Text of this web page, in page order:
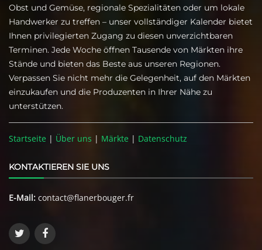
Obst und Gemüse, regionale Spezialitäten oder um lokale
Handwerker zu treffen – unser vollständiger Kalender bietet
Ihnen privilegierten Zugang zu diesen unverzichtbaren
Terminen. Jede Woche öffnen Tausende von Märkten ihre
Stände und bieten das Beste aus unseren Regionen.
Verpassen Sie nicht mehr die Gelegenheit, auf den Märkten
einzukaufen und die Produzenten in Ihrer Nähe zu
unterstützen.
Startseite | Über uns | Märkte | Datenschutz
KONTAKTIEREN SIE UNS
E-Mail: contact@flanerbouger.fr